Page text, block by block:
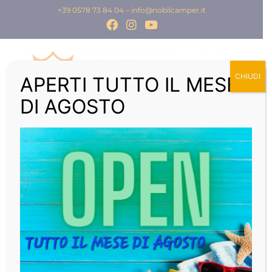
+39 0578 73 84 04– info@nobilcamper.it
APERTI TUTTO IL MESE
DI AGOSTO
CHIUDI